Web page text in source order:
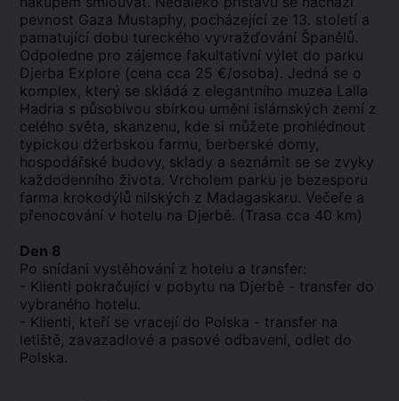
pevnost Gaza Mustaphy, pocházející ze 13. století a
pamatující dobu tureckého vyvražďování Španělů.
Odpoledne pro zájemce fakultativní výlet do parku
Djerba Explore (cena cca 25 €/osoba). Jedná se o
komplex, který se skládá z elegantního muzea Lalla
Hadria s působivou sbírkou umění islámských zemí z
celého světa, skanzenu, kde si můžete prohlédnout
typickou džerbskou farmu, berberské domy,
hospodářské budovy, sklady a seznámit se se zvyky
každodenního života. Vrcholem parku je bezesporu
farma krokodýlů nilských z Madagaskaru. Večeře a
přenocování v hotelu na Djerbě. (Trasa cca 40 km)
Den 8
Po snídani vystěhování z hotelu a transfer:
- Klienti pokračující v pobytu na Djerbě - transfer do
vybraného hotelu.
- Klienti, kteří se vracejí do Polska - transfer na
letiště, zavazadlové a pasové odbavení, odlet do
Polska.